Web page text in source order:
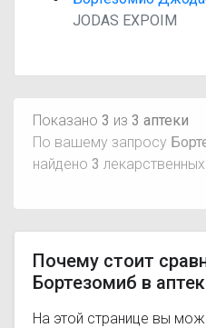
JODAS EXPOIM
Показано 3 из 3 аптеки
По вашему запросу
найдено 3
Почему стоит
Бортезомиб в
На этой странице вы